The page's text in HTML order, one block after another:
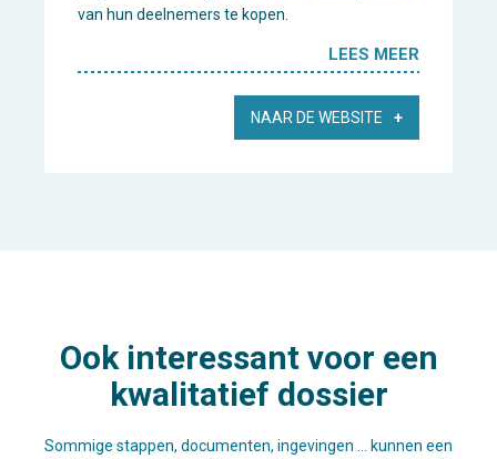
van hun deelnemers te kopen.
LEES MEER
NAAR DE WEBSITE
Ook interessant voor een
kwalitatief dossier
Sommige stappen, documenten, ingevingen … kunnen een